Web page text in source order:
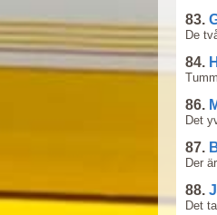
83.
De
84.
86.
Det
87.
Der
88.
Det